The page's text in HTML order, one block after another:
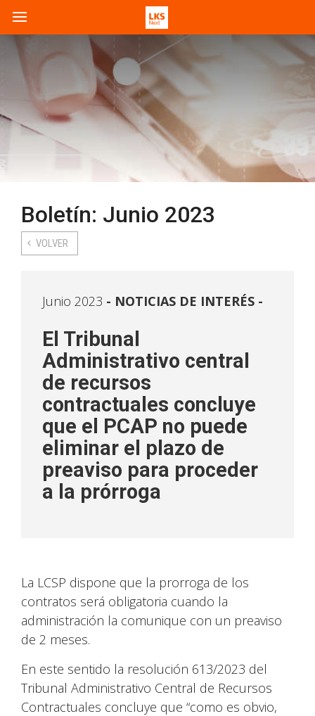
Boletín: Junio 2023
VOLVER
Junio 2023 NOTICIAS DE INTERÉS -
El Tribunal
Administrativo central
de recursos
contractuales concluye
que el PCAP no puede
eliminar el plazo de
preaviso para proceder
a la prórroga
La LCSP dispone que la prorroga de los
contratos será obligatoria cuando la
administración la comunique con un preaviso
de 2 meses.
En este sentido la resolución 613/2023 del
Tribunal Administrativo Central de Recursos
Contractuales concluye que “como es obvio,